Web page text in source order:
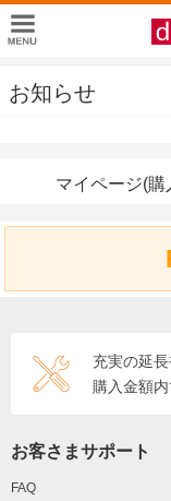
お知らせ
マイページ(
充実の延
購入金額
お客さまサポート
FAQ